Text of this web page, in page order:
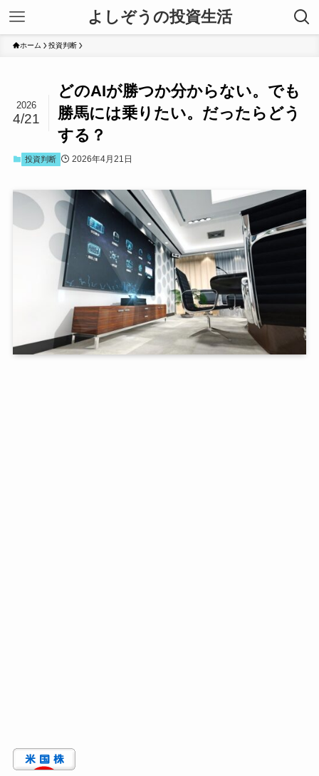
よしぞうの投資生活
ホーム 投資判断
どのAIが勝つか分からない。でも
勝馬には乗りたい。だったらどう
する？
2026
4/21
投資判断 2026年4月21日